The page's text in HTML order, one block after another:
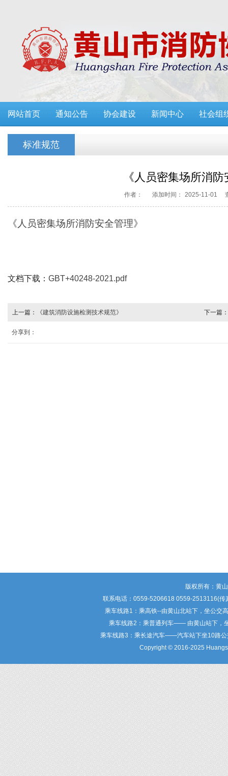
网站首页 通知公告 协会建设 新闻中心 社会组
标准规范
《人员密集场所消
作者： 添加时间： 2025-11-01
《人员密集场所消防安全管理》
文档下载： GBT+40248-2021.pdf
上一篇： 《建筑消防设施检测技术规范》 下一篇：
分享到：
版权所有：
联系电话：0559-5206618 0559-2513116(
乘车线路1：乘高铁--由黄山北站下，坐公交
乘车线路2：乘普通列车—— 由黄山站下，
乘车线路3：乘长途汽车——汽车站下坐10路公
Copyright © 2016-2025